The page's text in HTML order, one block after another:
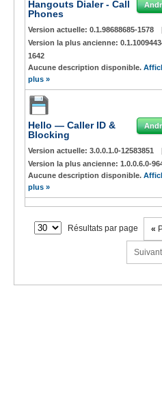
Hangouts Dialer - Call
Phones
Version actuelle: 0.1.98688685-1578
Version la plus ancienne:
1642
Aucune description disponible.
plus »
Hello — Caller ID &
Blocking
Version actuelle: 3.0.0.1.0-12583851
Version la plus ancienne: 1.0.0.6.0-
Aucune description disponible.
plus »
Résultats par page «
Suivant